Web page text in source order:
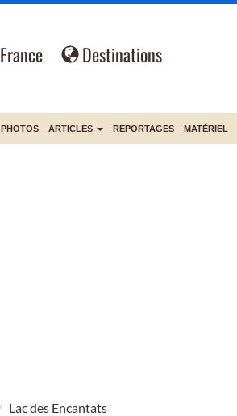
France Destinations
PHOTOS ARTICLES REPORTAGES MATÉRIEL
Lac des Encantats